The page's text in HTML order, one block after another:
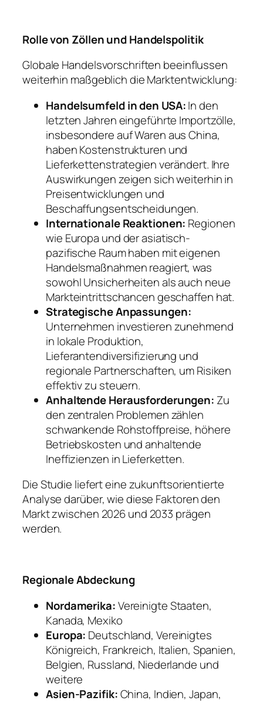
Rolle von Zöllen und Handelspolitik
Globale Handelsvorschriften beeinflussen
weiterhin maßgeblich die Marktentwicklung:
Handelsumfeld in den USA:In den
letzten Jahren eingeführte Importzölle,
insbesondere auf Waren aus China,
haben Kostenstrukturen und
Lieferkettenstrategien verändert. Ihre
Auswirkungen zeigen sich weiterhin in
Preisentwicklungen und
Beschaffungsentscheidungen.
Internationale Reaktionen: Regionen
wie Europa und der asiatisch-
pazifische Raum haben mit eigenen
Handelsmaßnahmen reagiert, was
sowohl Unsicherheiten als auch neue
Markteintrittschancen geschaffen hat.
Strategische Anpassungen:
Unternehmen investieren zunehmend
in lokale Produktion,
Lieferantendiversifizierung und
regionale Partnerschaften, um Risiken
effektiv zu steuern.
Anhaltende Herausforderungen: Zu
den zentralen Problemen zählen
schwankende Rohstoffpreise, höhere
Betriebskosten und anhaltende
Ineffizienzen in Lieferketten.
Die Studie liefert eine zukunftsorientierte
Analyse darüber, wie diese Faktoren den
Markt zwischen 2026 und 2033 prägen
werden.
Regionale Abdeckung
Nordamerika:Vereinigte Staaten,
Kanada, Mexiko
Europa: Deutschland, Vereinigtes
Königreich, Frankreich, Italien, Spanien,
Belgien, Russland, Niederlande und
weitere
Asien-Pazifik:China, Indien, Japan,